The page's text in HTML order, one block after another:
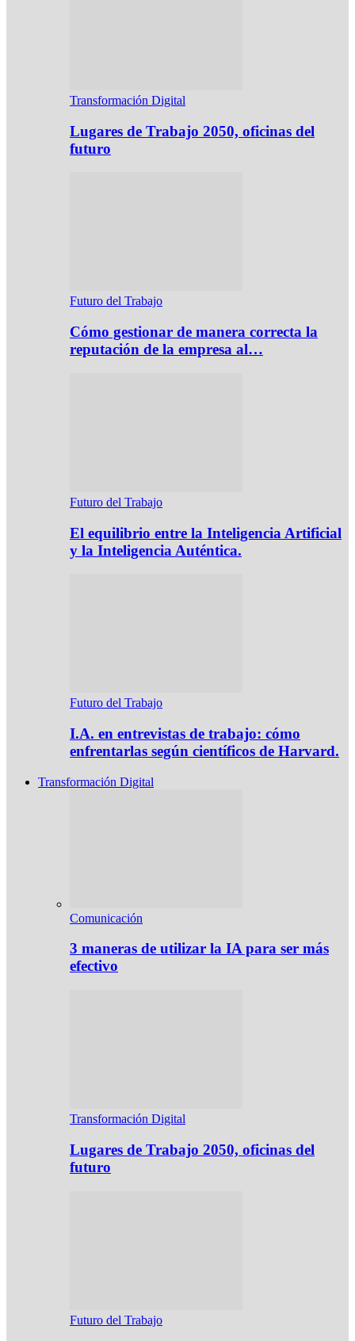
Transformación Digital
Lugares de Trabajo 2050, oficinas del
futuro
Futuro del Trabajo
Cómo gestionar de manera correcta la
reputación de la empresa al…
Futuro del Trabajo
El equilibrio entre la Inteligencia Artificial
y la Inteligencia Auténtica.
Futuro del Trabajo
I.A. en entrevistas de trabajo: cómo
enfrentarlas según científicos de Harvard.
Transformación Digital
Comunicación
3 maneras de utilizar la IA para ser más
efectivo
Transformación Digital
Lugares de Trabajo 2050, oficinas del
futuro
Futuro del Trabajo